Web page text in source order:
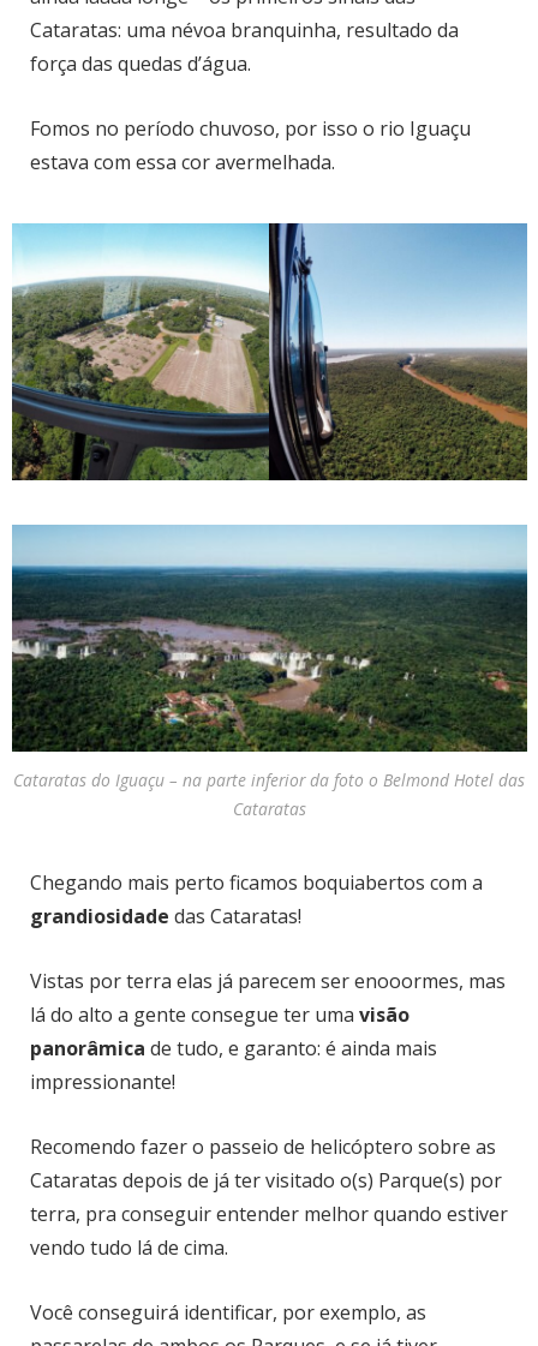
Cataratas: uma névoa branquinha, resultado da
força das quedas d’água.
Fomos no período chuvoso, por isso o rio Iguaçu
estava com essa cor avermelhada.
Cataratas do Iguaçu – na parte inferior da foto o Belmond Hotel das
Cataratas
Chegando mais perto ficamos boquiabertos com a
grandiosidade das Cataratas!
Vistas por terra elas já parecem ser enooormes, mas
lá do alto a gente consegue ter uma visão
panorâmica de tudo, e garanto: é ainda mais
impressionante!
Recomendo fazer o passeio de helicóptero sobre as
Cataratas depois de já ter visitado o(s) Parque(s) por
terra, pra conseguir entender melhor quando estiver
vendo tudo lá de cima.
Você conseguirá identificar, por exemplo, as